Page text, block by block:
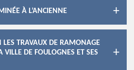
À L’ANCIENNE
TRAVAUX DE RAMONAGE
VILLE DE FOULOGNES ET SES